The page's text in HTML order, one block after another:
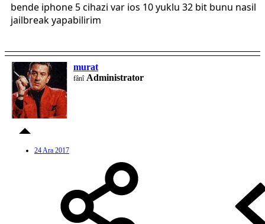
bende iphone 5 cihazi var ios 10 yuklu 32 bit bunu nasil
jailbreak yapabilirim
murat
fânî Administrator
24 Ara 2017